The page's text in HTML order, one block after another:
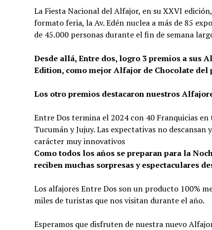
La Fiesta Nacional del Alfajor, en su XXVI
formato feria, la Av. Edén nuclea a más de 85
de 45.000 personas durante el fin de semana
Desde allá, Entre dos, logro 3 premios a sus
Edition, como mejor Alfajor de Chocolate del
Los otro premios destacaron nuestros
Entre Dos termina el 2024 con 40 Franquicias
Tucumán y Jujuy. Las expectativas no
carácter muy innovativos
Como todos los años se preparan para la
reciben muchas sorpresas y espectaculares
Los alfajores Entre Dos son un producto 100%
miles de turistas que nos visitan durante el año.
Esperamos que disfruten de nuestra nuevo